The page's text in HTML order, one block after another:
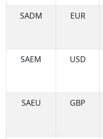
SADM
EUR
SAEM
USD
SAEU
GBP